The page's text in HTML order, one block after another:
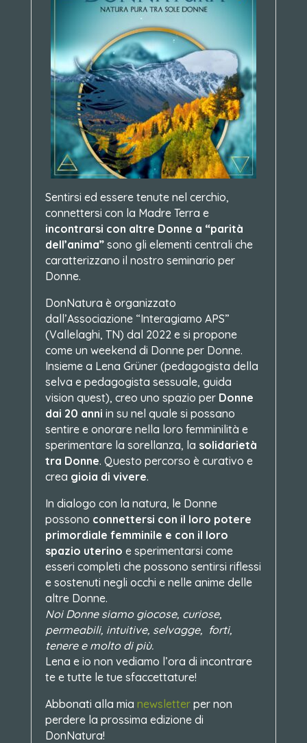
Sentirsi ed essere tenute nel cerchio,
connettersi con la Madre Terra e
incontrarsi con altre Donne a “parità
dell’anima”sono gli elementi centrali che
caratterizzano il nostro seminario per
Donne.
DonNatura è organizzato
dall’Associazione “Interagiamo APS”
(Vallelaghi, TN) dal 2022 e si propone
come un weekend di Donne per Donne.
Insieme a Lena Grüner (pedagogista della
selva e pedagogista sessuale, guida
vision quest), creo uno spazio per Donne
dai 20 anni in su nel quale si possano
sentire e onorare nella loro femminilità e
sperimentare la sorellanza, la solidarietà
tra Donne. Questo percorso è curativo e
crea gioia di vivere.
In dialogo con la natura, le Donne
possono connettersi con il loro potere
primordiale femminile e con il loro
spazio uterino e sperimentarsi come
esseri completi che possono sentirsi riflessi
e sostenuti negli occhi e nelle anime delle
altre Donne.
Noi Donne siamo giocose, curiose,
permeabili, intuitive, selvagge, forti,
tenere e molto di più.
Lena e io non vediamo l’ora di incontrare
te e tutte le tue sfaccettature!
Abbonati alla mia newsletterper non
perdere la prossima edizione di
DonNatura!